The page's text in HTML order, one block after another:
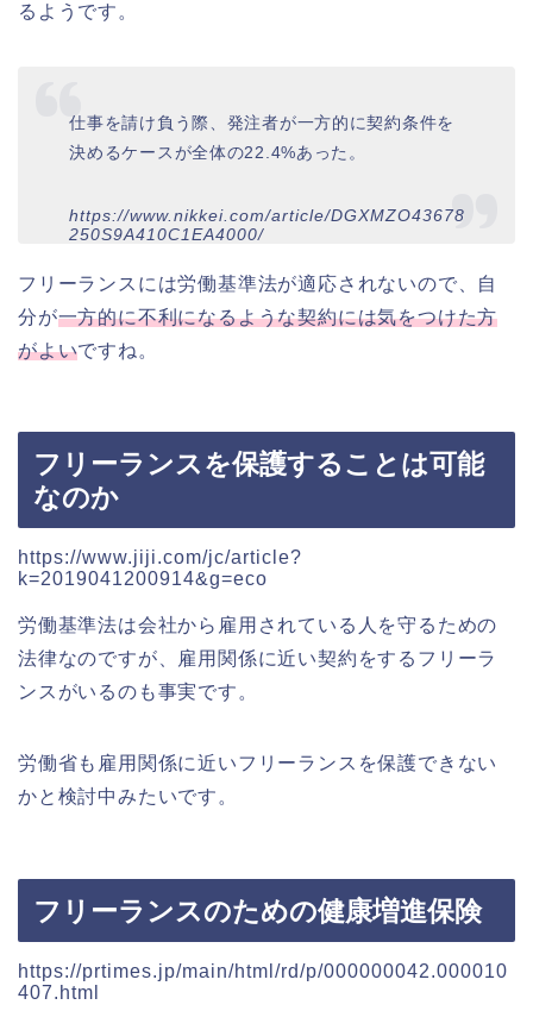
るようです。
仕事を請け負う際、発注者が一方的に契約条件を
決めるケースが全体の22.4%あった。
https://www.nikkei.com/article/DGXMZO43678
250S9A410C1EA4000/
フリーランスには労働基準法が適応されないので、自
分が一方的に不利になるような契約には気をつけた方
がよいですね。
フリーランスを保護することは可能
なのか
https://www.jiji.com/jc/article?
k=2019041200914&g=eco
労働基準法は会社から雇用されている人を守るための
法律なのですが、雇用関係に近い契約をするフリーラ
ンスがいるのも事実です。
労働省も雇用関係に近いフリーランスを保護できない
かと検討中みたいです。
フリーランスのための健康増進保険
https://prtimes.jp/main/html/rd/p/000000042.000010
407.html